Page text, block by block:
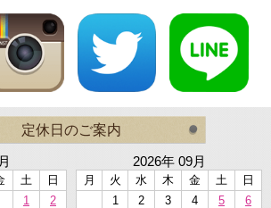
定休日のご案内
土
日
1
2
2026年 09月
月 火 水 木 金 土
日
1
2 3 4 5
6